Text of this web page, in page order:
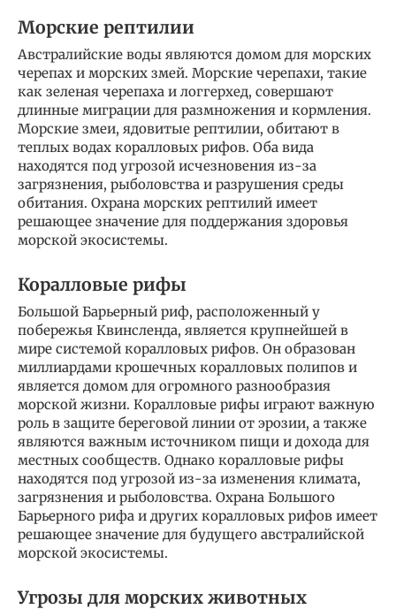
Морские рептилии
Австралийские воды являются домом для морских
черепах и морских змей. Морские черепахи, такие
как зеленая черепаха и логгерхед, совершают
длинные миграции для размножения и кормления.
Морские змеи, ядовитые рептилии, обитают в
теплых водах коралловых рифов. Оба вида
находятся под угрозой исчезновения из-за
загрязнения, рыболовства и разрушения среды
обитания. Охрана морских рептилий имеет
решающее значение для поддержания здоровья
морской экосистемы.
Коралловые рифы
Большой Барьерный риф, расположенный у
побережья Квинсленда, является крупнейшей в
мире системой коралловых рифов. Он образован
миллиардами крошечных коралловых полипов и
является домом для огромного разнообразия
морской жизни. Коралловые рифы играют важную
роль в защите береговой линии от эрозии, а также
являются важным источником пищи и дохода для
местных сообществ. Однако коралловые рифы
находятся под угрозой из-за изменения климата,
загрязнения и рыболовства. Охрана Большого
Барьерного рифа и других коралловых рифов имеет
решающее значение для будущего австралийской
морской экосистемы.
Угрозы для морских животных